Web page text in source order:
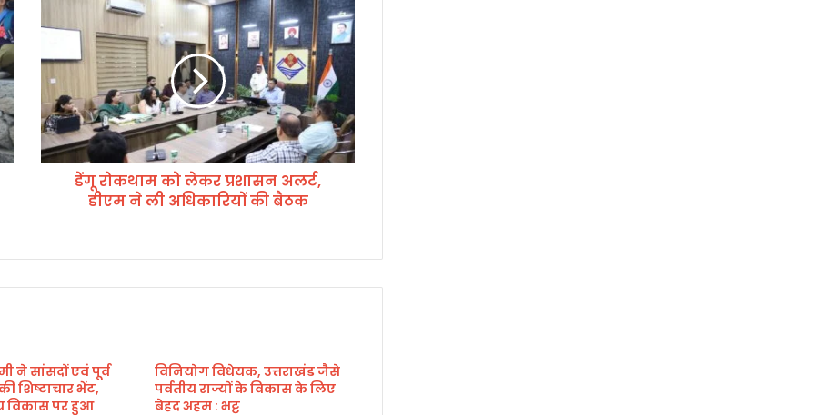
गू
क
था
म
को
ले
क
न
ए
म
ने
डेंगू रोकथाम को लेकर प्रशासन अलर्ट,
डीएम ने ली अधिकारियों की बैठक
ने सांसदों एवं पूर्व
शिष्टाचार भेंट,
विकास पर हुआ
विनियोग विधेयक, उत्तराखंड जैसे
पर्वतीय राज्यों के विकास के लिए
बेहद अहम : भट्ट